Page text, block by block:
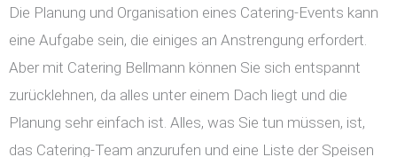
Die Planung und Organisation eines Catering-Events kann
eine Aufgabe sein, die einiges an Anstrengung erfordert.
Aber mit Catering Bellmann können Sie sich entspannt
zurücklehnen, da alles unter einem Dach liegt und die
Planung sehr einfach ist. Alles, was Sie tun müssen, ist,
das Catering-Team anzurufen und eine Liste der Speisen